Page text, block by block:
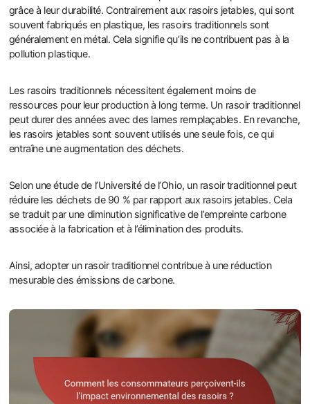
grâce à leur durabilité. Contrairement aux rasoirs jetables, qui sont
souvent fabriqués en plastique, les rasoirs traditionnels sont
généralement en métal. Cela signifie qu’ils ne contribuent pas à la
pollution plastique.
Les rasoirs traditionnels nécessitent également moins de
ressources pour leur production à long terme. Un rasoir traditionnel
peut durer des années avec des lames remplaçables. En revanche,
les rasoirs jetables sont souvent utilisés une seule fois, ce qui
entraîne une augmentation des déchets.
Selon une étude de l’Université de l’Ohio, un rasoir traditionnel peut
réduire les déchets de 90 % par rapport aux rasoirs jetables. Cela
se traduit par une diminution significative de l’empreinte carbone
associée à la fabrication et à l’élimination des produits.
Ainsi, adopter un rasoir traditionnel contribue à une réduction
mesurable des émissions de carbone.